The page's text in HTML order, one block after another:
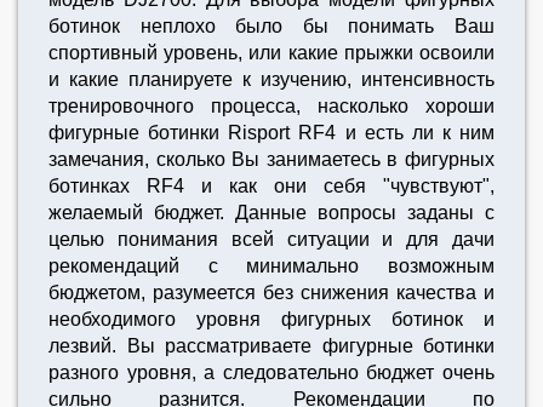
ботинок неплохо было бы понимать Ваш
спортивный уровень, или какие прыжки освоили
и какие планируете к изучению, интенсивность
тренировочного процесса, насколько хороши
фигурные ботинки Risport RF4 и есть ли к ним
замечания, сколько Вы занимаетесь в фигурных
ботинках RF4 и как они себя "чувствуют",
желаемый бюджет. Данные вопросы заданы с
целью понимания всей ситуации и для дачи
рекомендаций с минимально возможным
бюджетом, разумеется без снижения качества и
необходимого уровня фигурных ботинок и
лезвий. Вы рассматриваете фигурные ботинки
разного уровня, а следовательно бюджет очень
сильно разнится. Рекомендации по